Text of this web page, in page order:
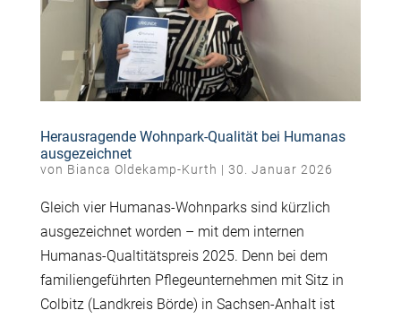
Herausragende Wohnpark-Qualität bei Humanas
ausgezeichnet
von Bianca Oldekamp-Kurth | 30. Januar 2026
Gleich vier Humanas-Wohnparks sind kürzlich
ausgezeichnet worden – mit dem internen
Humanas-Qualtitätspreis 2025. Denn bei dem
familiengeführten Pflegeunternehmen mit Sitz in
Colbitz (Landkreis Börde) in Sachsen-Anhalt ist